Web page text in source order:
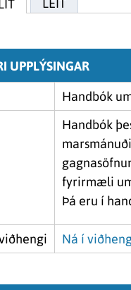
LEIT
UPPLÝSINGAR
Handbók
Handbók
fyrirmæli
Þá eru í
Ná í